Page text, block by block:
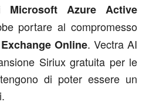
Microsoft Azure Active
portare al compromesso
Exchange Online. Vectra AI
Siriux gratuita per le
di poter essere un